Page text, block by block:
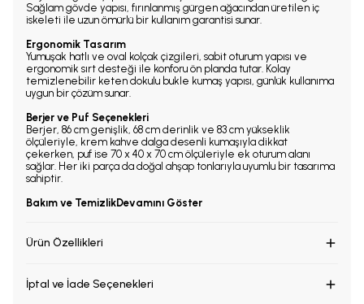
Sağlam gövde yapısı, fırınlanmış gürgen ağacından üretilen iç
iskeleti ile uzun ömürlü bir kullanım garantisi sunar.
Ergonomik Tasarım
Yumuşak hatlı ve oval kolçak çizgileri, sabit oturum yapısı ve
ergonomik sırt desteği ile konforu ön planda tutar. Kolay
temizlenebilir keten dokulu bukle kumaş yapısı, günlük kullanıma
uygun bir çözüm sunar.
Berjer ve Puf Seçenekleri
Berjer, 86 cm genişlik, 68 cm derinlik ve 83 cm yükseklik
ölçüleriyle, krem kahve dalga desenli kumaşıyla dikkat
çekerken, puf ise 70 x 40 x 70 cm ölçüleriyle ek oturum alanı
sağlar. Her iki parça da doğal ahşap tonlarıyla uyumlu bir tasarıma
sahiptir.
Bakım ve TemizlikDevamını Göster
Ürün Özellikleri
İptal ve İade Seçenekleri